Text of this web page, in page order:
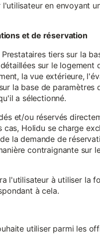
en envoyant
et de réservation
tiers sur la
sur le logement
la vue extérieure,
la base de paramètres
a sélectionné.
et/ou réservés
Holidu se charge
la demande de
contraignante sur
l'utilisateur à utiliser la
à cela.
utiliser parmi les